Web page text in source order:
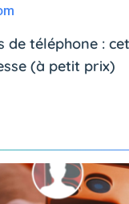
de téléphone :
(à petit prix)